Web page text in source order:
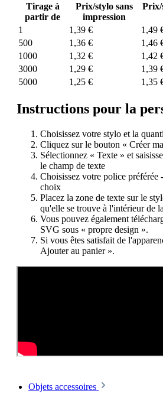
Tirage à
partir de
Prix/stylo sans
impression
Prix/
1
1,39 €
1,49
500
1,36 €
1,46
1000
1,32 €
1,42
3000
1,29 €
1,39
5000
1,25 € 1,35
Instructions pour la
Choisissez votre stylo et la
Cliquez sur le bouton « Créer
Sélectionnez « Texte » et
le champ de texte
Choisissez votre police préférée
choix
Placez la zone de texte sur le
qu'elle se trouve à l'intérieur de
Vous pouvez également
SVG sous « propre design ».
Si vous êtes satisfait de
Ajouter au panier ».
Objets accessoires